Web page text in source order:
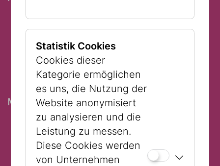
17:15 Uhr Stefan Suske (Volkstheater)
17:45 Uhr Dörte Lyssewski
(Burgtheater)
18:00 Uhr Zeynep Buyraç (Burgtheater)
Montag, 02. Februar 17:00 - 18:00
17:00 Uhr Markus Meyer (Burgtheater)
17:15 Uhr Scharmien
Zandi (Schauspielhaus)
17:30 Uhr Tobias Reinthaller (Theater in
Statistik Cookies
Cookies dieser
Kategorie ermöglichen
es uns, die Nutzung der
Website anonymisiert
zu analysieren und die
Leistung zu messen.
Diese Cookies werden
von Unternehmen